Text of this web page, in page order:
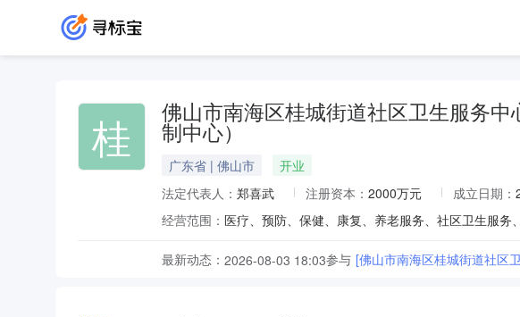
桂
佛山市南海区桂城街道社区卫生服务中
制中心）
广东省 | 佛山市
开业
法定代表人： 郑喜武 注册资本： 2000万元 成立日期：
经营范围： 医疗、预防、保健、康复、养老服务、社区卫生服务
最新动态： 2026-08-03 18:03参与 [佛山市南海区桂城街道社区